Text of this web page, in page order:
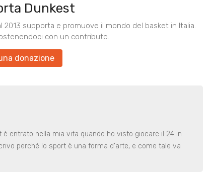
Dunkest
supporta e promuove il mondo del basket in Italia.
con un contributo.
donazione
entrato nella mia vita quando ho visto giocare il 24 in
perché lo sport è una forma d'arte, e come tale va